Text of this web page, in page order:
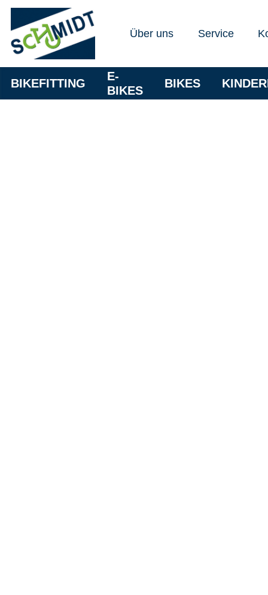
Über uns Service
BIKEFITTING
E-
BIKES
BIKES